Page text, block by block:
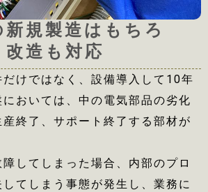
規製造はもちろ
改造も対応
けではなく、設備導入して10年
おいては、中の電気部品の劣化
終了、サポート終了する部材が
してしまった場合、内部のプロ
てしまう事態が発生し、業務に